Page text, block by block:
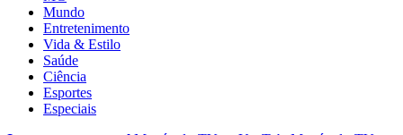
Mundo
Entretenimento
Vida & Estilo
Saúde
Ciência
Esportes
Especiais